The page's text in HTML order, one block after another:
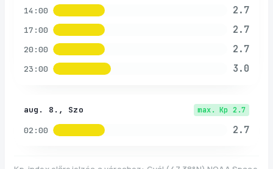
14:00 2.7
17:00 2.7
20:00 2.7
23:00 3.0
aug. 8., Szo max. Kp 2.7
02:00 2.7